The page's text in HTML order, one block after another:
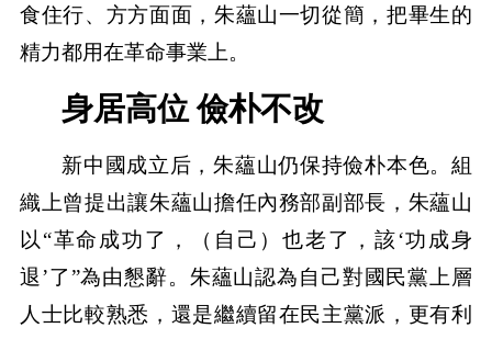
食住行、方方面面，朱蘊山一切從簡，把畢生的
精力都用在革命事業上。
身居高位 儉朴不改
新中國成立后，朱蘊山仍保持儉朴本色。組
織上曾提出讓朱蘊山擔任內務部副部長，朱蘊山
以“革命成功了，（自己）也老了，該‘功成身
退’了”為由懇辭。朱蘊山認為自己對國民黨上層
人士比較熟悉，還是繼續留在民主黨派，更有利